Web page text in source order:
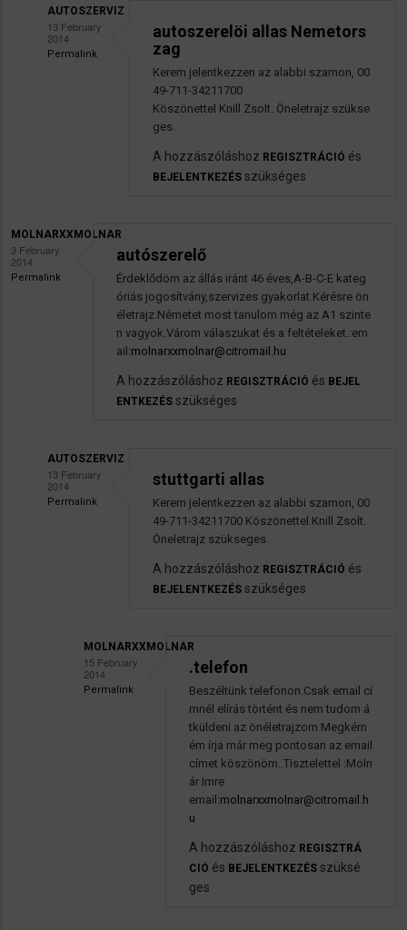
AUTOSZERVIZ
13 February
2014
Permalink
autoszerelöi allas Nemetors
zag
Kerem jelentkezzen az alabbi szamon, 00
49-711-34211700
Köszönettel Knill Zsolt. Öneletrajz szükse
ges.
A hozzászóláshoz REGISZTRÁCIÓ és
BEJELENTKEZÉS szükséges
MOLNARXXMOLNAR
3 February
2014
Permalink
autószerelő
Érdeklődöm az állás iránt 46 éves,A-B-C-E kateg
óriás jogosítvány,szervizes gyakorlat.Kérésre ön
életrajz.Németet most tanulom még az A1 szinte
n vagyok.Várom válaszukat és a feltételeket.:em
ail:molnarxxmolnar@citromail.hu
A hozzászóláshoz REGISZTRÁCIÓ és BEJEL
ENTKEZÉS szükséges
AUTOSZERVIZ
13 February
2014
Permalink
stuttgarti allas
Kerem jelentkezzen az alabbi szamon, 00
49-711-34211700 Köszönettel Knill Zsolt.
Öneletrajz szükseges.
A hozzászóláshoz REGISZTRÁCIÓ és
BEJELENTKEZÉS szükséges
MOLNARXXMOLNAR
15 February
2014
Permalink
.telefon
Beszéltünk telefonon.Csak email cí
mnél elírás történt és nem tudom á
tküldeni az önéletrajzom.Megkérn
ém írja már meg pontosan az email
címet köszönöm..Tisztelettel :Moln
ár Imre
email:molnarxxmolnar@citromail.h
u
A hozzászóláshoz REGISZTRÁ
CIÓ és BEJELENTKEZÉS szüksé
ges